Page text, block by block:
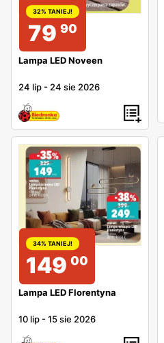
32% TANIEJ!
79 90
Lampa LED Noveen
24 lip - 24 sie 2026
34% TANIEJ!
149 00
Lampa LED Florentyna
10 lip -15 sie 2026